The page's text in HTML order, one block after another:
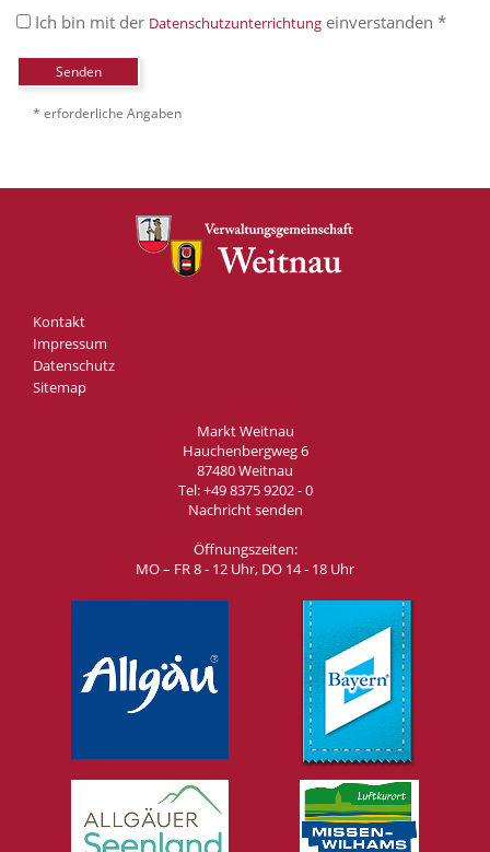
Ich bin mit der Datenschutzunterrichtung einverstanden *
Senden
* erforderliche Angaben
Kontakt
Impressum
Datenschutz
Sitemap
Markt Weitnau
Hauchenbergweg 6
87480 Weitnau
Tel:+49 8375 9202 - 0
Nachricht senden
Öffnungszeiten:
MO – FR 8 - 12 Uhr, DO 14 - 18 Uhr